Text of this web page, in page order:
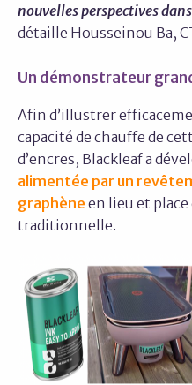
nouvelles perspectives
détaille Housseinou Ba,
Un démonstrateur
Afin d’illustrer
capacité de chauffe de
d’encres, Blackleaf a
alimentée par un
graphène en lieu et place
traditionnelle.